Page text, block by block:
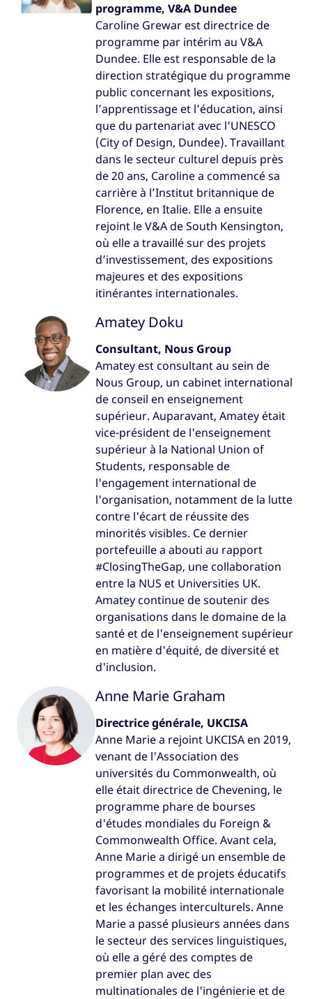
programme, V&A Dundee
Caroline Grewar est directrice de
programme par intérim au V&A
Dundee. Elle est responsable de la
direction stratégique du programme
public concernant les expositions,
l’apprentissage et l’éducation, ainsi
que du partenariat avec l’UNESCO
(City of Design, Dundee). Travaillant
dans le secteur culturel depuis près
de 20 ans, Caroline a commencé sa
carrière à l’Institut britannique de
Florence, en Italie. Elle a ensuite
rejoint le V&A de South Kensington,
où elle a travaillé sur des projets
d’investissement, des expositions
majeures et des expositions
itinérantes internationales.
Consultant, Nous Group
Amatey est consultant au sein de
Nous Group, un cabinet international
de conseil en enseignement
supérieur. Auparavant, Amatey était
vice-président de l'enseignement
supérieur à la National Union of
Students, responsable de
l'engagement international de
l'organisation, notamment de la lutte
contre l'écart de réussite des
minorités visibles. Ce dernier
portefeuille a abouti au rapport
#ClosingTheGap, une collaboration
entre la NUS et Universities UK.
Amatey continue de soutenir des
organisations dans le domaine de la
santé et de l'enseignement supérieur
en matière d'équité, de diversité et
d'inclusion.
Amatey Doku
Directrice générale, UKCISA
Anne Marie a rejoint UKCISA en 2019,
venant de l'Association des
universités du Commonwealth, où
elle était directrice de Chevening, le
programme phare de bourses
d'études mondiales du Foreign &
Commonwealth Office. Avant cela,
Anne Marie a dirigé un ensemble de
programmes et de projets éducatifs
favorisant la mobilité internationale
et les échanges interculturels. Anne
Marie a passé plusieurs années dans
le secteur des services linguistiques,
où elle a géré des comptes de
premier plan avec des
multinationales de l'ingénierie et de
Anne Marie Graham